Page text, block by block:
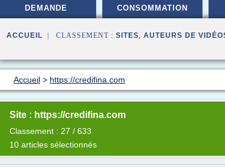
DEMANDE CONSOMMATION
ACCUEIL | CLASSEMENT : SITES, AUTEURS DE
Accueil > https://credifina.com
Site : https://credifina.com
Classement : 27 / 633
10 articles sélectionnés